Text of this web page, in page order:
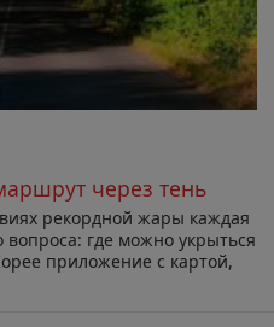
через тень
рекордной жары каждая
вопроса: где можно укрыться
приложение с картой,